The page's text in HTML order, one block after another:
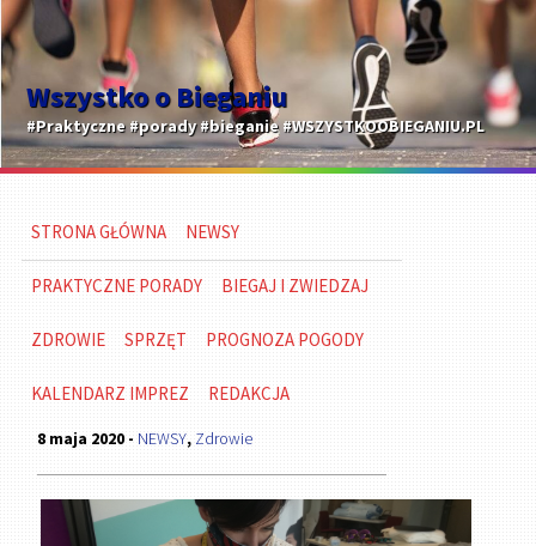
Wszystko o Bieganiu
#Praktyczne #porady #bieganie #WSZYSTKOOBIEGANIU.PL
STRONA GŁÓWNA NEWSY
PRAKTYCZNE PORADY BIEGAJ I ZWIEDZAJ
ZDROWIE SPRZĘT PROGNOZA POGODY
KALENDARZ IMPREZ REDAKCJA
8 maja 2020 - NEWSY, Zdrowie